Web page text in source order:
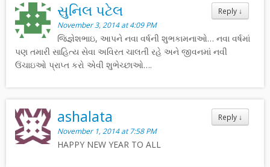
Reply ↓
સુનિલ પટેલ
November 3, 2014 at 4:09 PM
જિજ્ઞેશભાઇ, આપને નવા વર્ષની શુભકામનાઓ… નવા વર્ષમાં
પણ તમારી સાહિત્ય સેવા અવિરત ચાલતી રહે અને જીવનમાં નવી
ઉંચાઇઓ પ્રાપ્ત કરો એવી શુભેચ્છાઓ….
Reply ↓
ashalata
November 1, 2014 at 7:58 PM
HAPPY NEW YEAR TO ALL